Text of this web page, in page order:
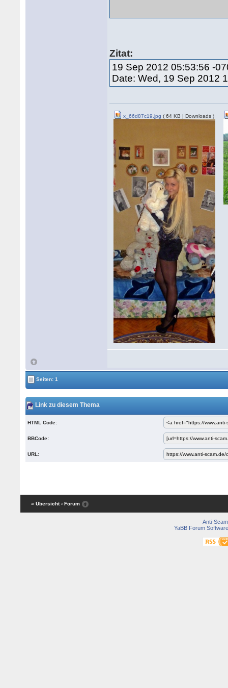
Zitat:
19 Sep 2012 05:53:56 -
Date: Wed, 19 Sep 2012
x_66d87c19.jpg ( 64 KB | Downloads )
Seiten: 1
Link zu diesem Thema
HTML Code:
BBCode:
URL:
« Übersicht ‹ Forum
Anti-Scam
YaBB Forum Software